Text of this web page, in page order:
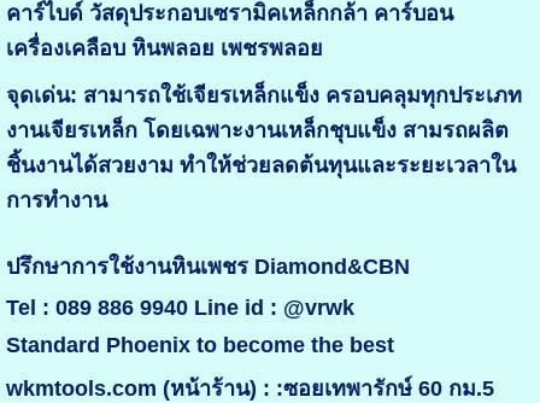
คาร์ไบด์ วัสดุประกอบเซรามิคเหล็กกล้า คาร์บอน
เครื่องเคลือบ หินพลอย เพชรพลอย
จุดเด่น: สามารถใช้เจียรเหล็กแข็ง ครอบคลุมทุกประเภท
งานเจียรเหล็ก โดยเฉพาะงานเหล็กชุบแข็ง สามรถผลิต
ชิ้นงานได้สวยงาม ทำให้ช่วยลดต้นทุนและระยะเวลาใน
การทำงาน
ปรึกษาการใช้งานหินเพชร Diamond&CBN
Tel : 089 886 9940 Line id : @vrwk
Standard Phoenix to become the best
wkmtools.com (หน้าร้าน) : :ซอยเทพารักษ์ 60 กม.5